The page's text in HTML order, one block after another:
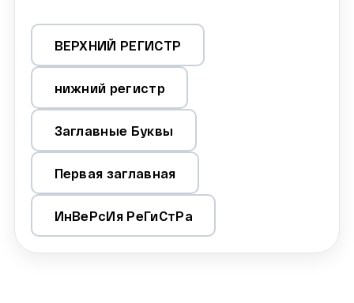
ВЕРХНИЙ РЕГИСТР
нижний регистр
Заглавные Буквы
Первая заглавная
ИнВеРсИя РеГиСтРа